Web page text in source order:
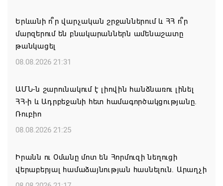
Երևանի ո՞ր վարչական շրջաններում և ՀՀ ո՞ր
մարզերում են բնակարաններն ամենաշատը
թանկացել
08.08.2026 21:31
ԱՄՆ-ն շարունակում է լիովին հանձնառու լինել
ՀՀ-ի և Ադրբեջանի հետ համագործակցությանը.
Ռուբիո
08.08.2026 21:25
Իրանն ու Օմանը մոտ են Հորմուզի նեղուցի
վերաբերյալ համաձայնության հասնելուն. Արաղչի